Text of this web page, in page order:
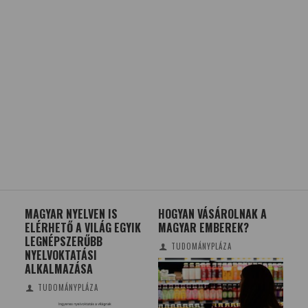
MAGYAR NYELVEN IS
ELÉRHETŐ A VILÁG EGYIK
LEGNÉPSZERŰBB
NYELVOKTATÁSI
ALKALMAZÁSA
TUDOMÁNYPLÁZA
HOGYAN VÁSÁROLNAK A
MAGYAR EMBEREK?
TUDOMÁNYPLÁZA